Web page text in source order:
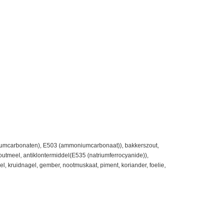
E503 (ammoniumcarbonaat)), bakkerszout,
antiklontermiddel(E535 (natriumferrocyanide)),
kruidnagel, gember, nootmuskaat, piment, koriander, foelie,